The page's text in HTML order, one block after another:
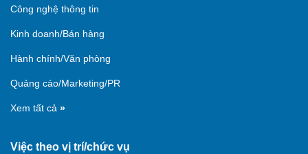
Công nghệ thông tin
Kinh doanh/Bán hàng
Hành chính/Văn phòng
Quảng cáo/Marketing/PR
Xem tất cả »
Việc theo vị trí/chức vụ